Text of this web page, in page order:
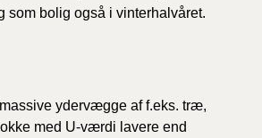
som bolig også i vinterhalvåret.
ydervægge af f.eks. træ,
med U-værdi lavere end